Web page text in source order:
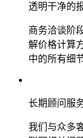
透明干净的
商务洽谈阶
解价格计算
中的所有细节
长期顾问服
我们与众多